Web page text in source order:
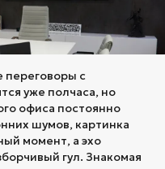
переговоры с
уже полчаса, но
офиса постоянно
шумов, картинка
момент, а эхо
гул. Знакомая